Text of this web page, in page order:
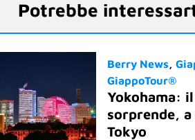
Potrebbe
Berry News
GiappoTour®
Yokohama:
sorprende, a
Tokyo